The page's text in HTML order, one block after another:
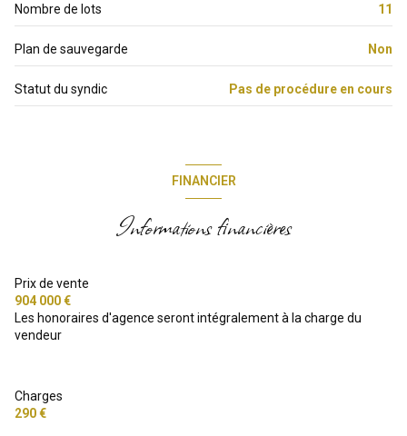
exposition Sud
2 niveau(x)
terrasse
interphone
Nombre de lots 11
Plan de sauvegarde Non
Statut du syndic Pas de procédure en cours
FINANCIER
Informations financières
Prix de vente
904 000 €
Les honoraires d'agence seront intégralement à la charge du
vendeur
Charges
290 €